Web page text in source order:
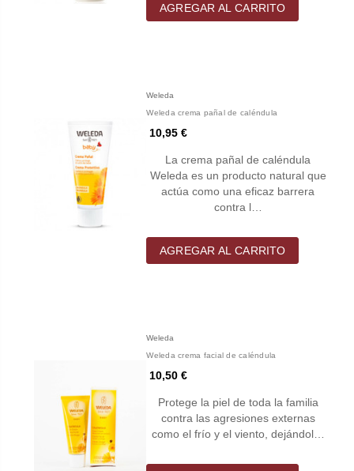
AGREGAR AL CARRITO
Weleda
Weleda crema pañal de caléndula
10,95 €
La crema pañal de caléndula
Weleda es un producto natural que
actúa como una eficaz barrera
contra l…
AGREGAR AL CARRITO
Weleda
Weleda crema facial de caléndula
10,50 €
Protege la piel de toda la familia
contra las agresiones externas
como el frío y el viento, dejándol…